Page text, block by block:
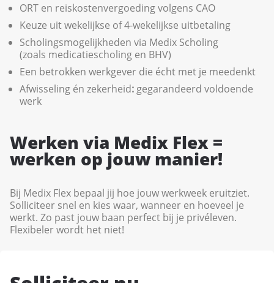
ORT en reiskostenvergoeding volgens CAO
Keuze uit wekelijkse of 4-wekelijkse uitbetaling
Scholingsmogelijkheden via Medix Scholing
(zoals medicatiescholing en BHV)
Een betrokken werkgever die écht met je meedenkt
Afwisseling én zekerheid: gegarandeerd voldoende
werk
Werken via Medix Flex =
werken op jouw manier!
Bij Medix Flex bepaal jij hoe jouw werkweek eruitziet.
Solliciteer snel en kies waar, wanneer en hoeveel je
werkt. Zo past jouw baan perfect bij je privéleven.
Flexibeler wordt het niet!